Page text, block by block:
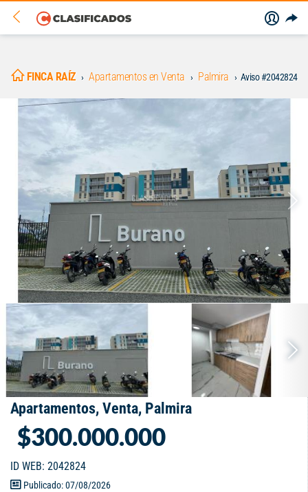
FINCA RAÍZ Apartamentos en Venta Palmira Aviso #2042824
Apartamentos, Venta, Palmira
$300.000.000
ID WEB: 2042824
Publicado: 07/08/2026